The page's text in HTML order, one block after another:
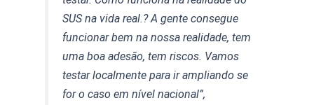
SUS na vida real.? A gente consegue
funcionar bem na nossa realidade, tem
uma boa adesão, tem riscos. Vamos
testar localmente para ir ampliando se
for o caso em nível nacional”,